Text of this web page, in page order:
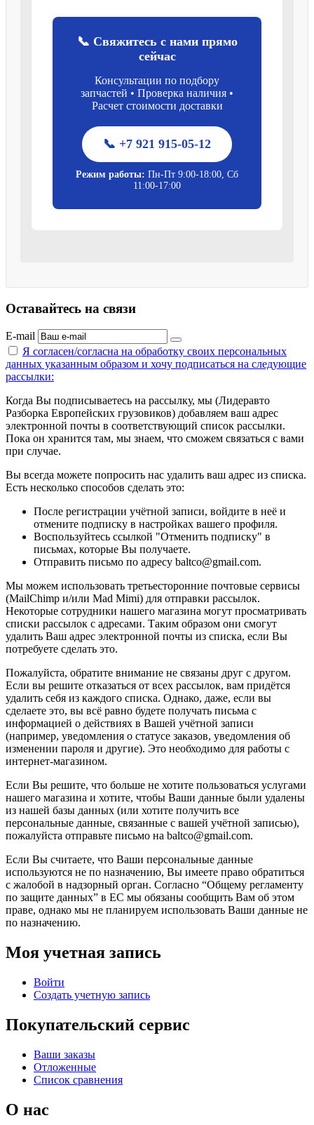
📞 Свяжитесь с нами прямо
сейчас
Консультации по подбору
запчастей • Проверка наличия •
Расчет стоимости доставки
📞 +7 921 915-05-12
Режим работы: Пн-Пт 9:00-18:00, Сб
11:00-17:00
Оставайтесь на связи
E-mail
Я согласен/согласна на обработку своих персональных
данных указанным образом и хочу подписаться на следующие
рассылки:
Когда Вы подписываетесь на рассылку, мы (Лидеравто
Разборка Европейских грузовиков) добавляем ваш адрес
электронной почты в соответствующий список рассылки.
Пока он хранится там, мы знаем, что сможем связаться с вами
при случае.
Вы всегда можете попросить нас удалить ваш адрес из списка.
Есть несколько способов сделать это:
После регистрации учётной записи, войдите в неё и
отмените подписку в настройках вашего профиля.
Воспользуйтесь ссылкой "Отменить подписку" в
письмах, которые Вы получаете.
Отправить письмо по адресу baltco@gmail.com.
Мы можем использовать третьесторонние почтовые сервисы
(MailChimp и/или Mad Mimi) для отправки рассылок.
Некоторые сотрудники нашего магазина могут просматривать
списки рассылок с адресами. Таким образом они смогут
удалить Ваш адрес электронной почты из списка, если Вы
потребуете сделать это.
Пожалуйста, обратите внимание не связаны друг с другом.
Если вы решите отказаться от всех рассылок, вам придётся
удалить себя из каждого списка. Однако, даже, если вы
сделаете это, вы всё равно будете получать письма с
информацией о действиях в Вашей учётной записи
(например, уведомления о статусе заказов, уведомления об
изменении пароля и другие). Это необходимо для работы с
интернет-магазином.
Если Вы решите, что больше не хотите пользоваться услугами
нашего магазина и хотите, чтобы Ваши данные были удалены
из нашей базы данных (или хотите получить все
персональные данные, связанные с вашей учётной записью),
пожалуйста отправьте письмо на baltco@gmail.com.
Если Вы считаете, что Ваши персональные данные
используются не по назначению, Вы имеете право обратиться
с жалобой в надзорный орган. Согласно “Общему регламенту
по защите данных” в ЕС мы обязаны сообщить Вам об этом
праве, однако мы не планируем использовать Ваши данные не
по назначению.
Моя учетная запись
Войти
Создать учетную запись
Покупательский сервис
Ваши заказы
Отложенные
Список сравнения
О нас